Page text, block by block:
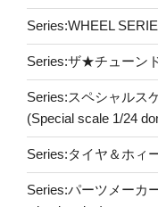
Series:WHEEL
Series:ザ★チューン
Series:スペシャルス
(Special scale 1/24
Series:タイヤ＆ホィ
Series:パーツメーカ